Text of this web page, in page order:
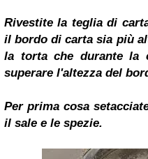
Rivestite la teglia di
il bordo di carta sia più
la torta che durante la
superare l'altezza del
Per prima cosa
il sale e le spezie.